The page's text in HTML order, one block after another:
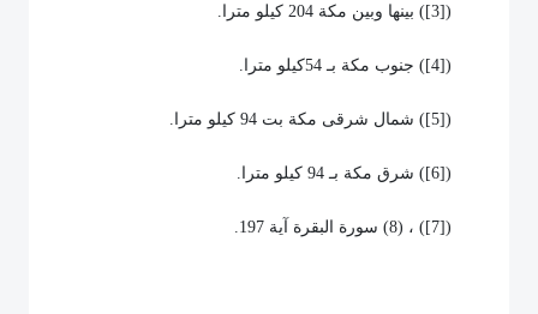
(
[3] ) بينها وبين مكة 204 كيلو مترا.
(
[4] ) جنوب مكة بـ 54كيلو مترا.
(
[5] ) شمال شرقى مكة بت 94 كيلو مترا.
(
[6] ) شرق مكة بـ 94 كيلو مترا.
(
[7] ) ، (8) سورة البقرة آية 197.